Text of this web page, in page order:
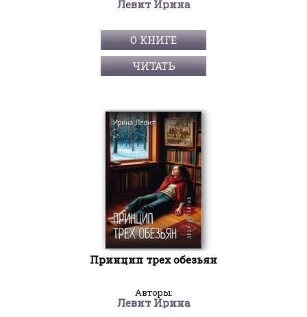
Левит Ирина
О КНИГЕ
ЧИТАТЬ
Принцип трех обезьян
Авторы:
Левит Ирина